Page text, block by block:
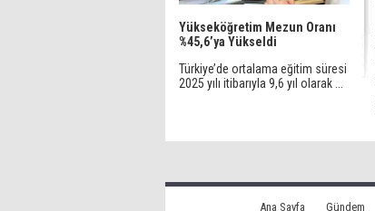
Yükseköğretim Mezun Oranı
%45,6’ya Yükseldi
Türkiye’de ortalama eğitim süresi
2025 yılı itibarıyla 9,6 yıl olarak ...
Ana Sayfa Gündem